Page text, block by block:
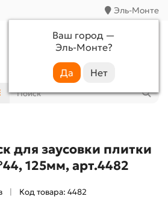
Эль-Монте
Ваш город —
Эль-Монте?
+7 (988) 233-44-52
для заусовки плитки
125мм, арт.4482
Код товара: 4482